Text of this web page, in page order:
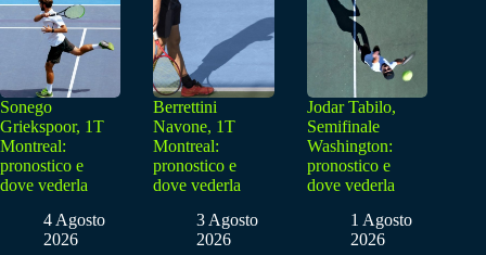
Sonego
Griekspoor, 1T
Montreal:
pronostico e
dove vederla
4 Agosto
2026
Berrettini
Navone, 1T
Montreal:
pronostico e
dove vederla
3 Agosto
2026
Jodar Tabilo,
Semifinale
Washington:
pronostico e
dove vederla
1 Agosto
2026